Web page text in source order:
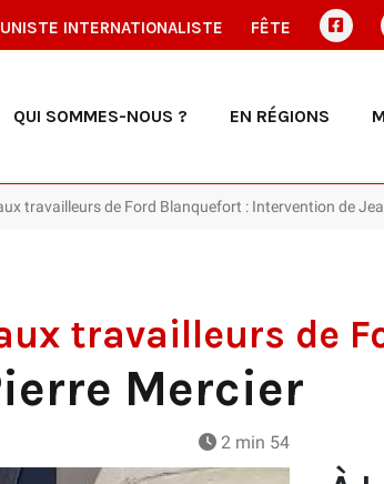
INTERNATIONALISTE FÊTE
QUI SOMMES-NOUS ? EN RÉGIONS
travailleurs de Ford Blanquefort : Intervention de
travailleurs de
Mercier
2 min 54